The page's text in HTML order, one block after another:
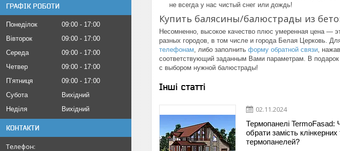
ГРАФІК РОБОТИ
Понеділок 09:00
17:00
Вівторок
09:00
17:00
Середа
09:00
17:00
Четвер
09:00
17:00
Пʼятниця
09:00
17:00
Субота
Вихідний
Неділя
Вихідний
КОНТАКТИ
не всегда у нас чистый снег или дождь!
Купить балясины/балюстрады из
Несомненно, высокое качество плюс умеренная цена —
разных городов, в том числе и города Белая Церковь.
телефонам, либо заполнить форму обратной связи,
соответствующий заданным Вами параметрам. В
с выбором нужной балюстрады!
Інші статті
02.11.2024
Термопанелі TermoFasad:
обрати замість
термопанелей?